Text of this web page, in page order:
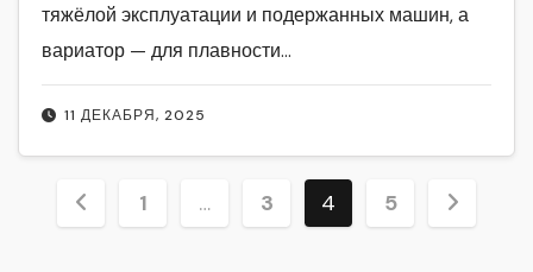
11 ДЕКАБРЯ, 2025
тяжёлой эксплуатации и подержанных машин, а
вариатор — для плавности…
Пагинация
1 … 3 4 5